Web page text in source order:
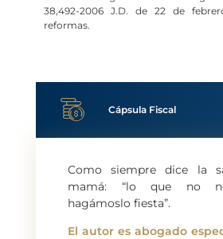
38,492-2006 J.D. de 22 de
reformas.
Cápsula Fiscal
Como siempre dice la
mamá: “lo que no
hagámoslo fiesta”.
El autor es abogado